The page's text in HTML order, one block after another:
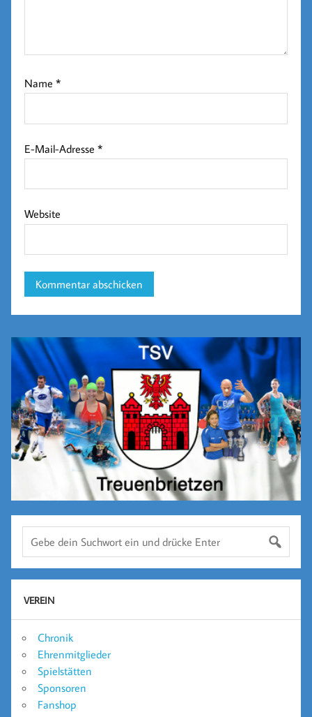
Name*
E-Mail-Adresse*
Website
VEREIN
Chronik
Ehrenmitglieder
Spielstätten
Sponsoren
Fanshop